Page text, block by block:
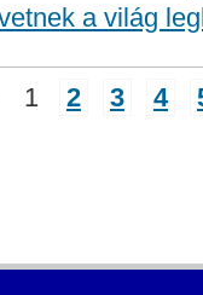
a világ
1 2 3 4